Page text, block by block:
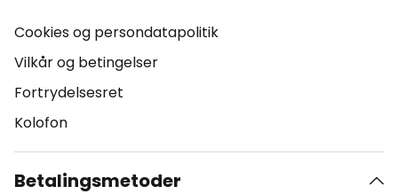
Cookies og persondatapolitik
Vilkår og betingelser
Fortrydelsesret
Kolofon
Betalingsmetoder